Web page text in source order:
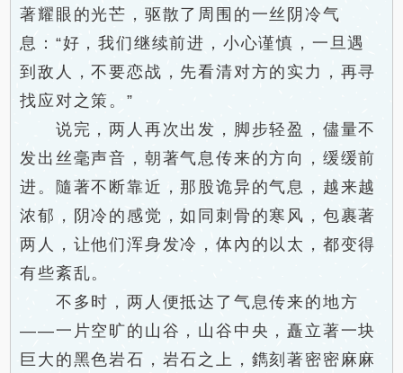
著耀眼的光芒，驱散了周围的一丝阴冷气
息：“好，我们继续前进，小心谨慎，一旦遇
到敌人，不要恋战，先看清对方的实力，再寻
找应对之策。”
说完，两人再次出发，脚步轻盈，儘量不
发出丝毫声音，朝著气息传来的方向，缓缓前
进。隨著不断靠近，那股诡异的气息，越来越
浓郁，阴冷的感觉，如同刺骨的寒风，包裹著
两人，让他们浑身发冷，体內的以太，都变得
有些紊乱。
不多时，两人便抵达了气息传来的地方
——一片空旷的山谷，山谷中央，矗立著一块
巨大的黑色岩石，岩石之上，鐫刻著密密麻麻